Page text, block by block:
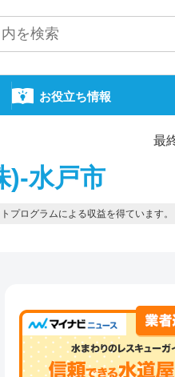
お役立ち情報
最
)-水戸市
プログラムによる収益を得ています。